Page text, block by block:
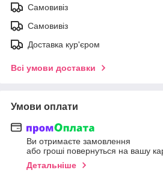
Самовивіз
Самовивіз
Доставка кур'єром
Всі умови доставки
Умови оплати
Ви отримаєте замовлення
або гроші повернуться на вашу
Детальніше